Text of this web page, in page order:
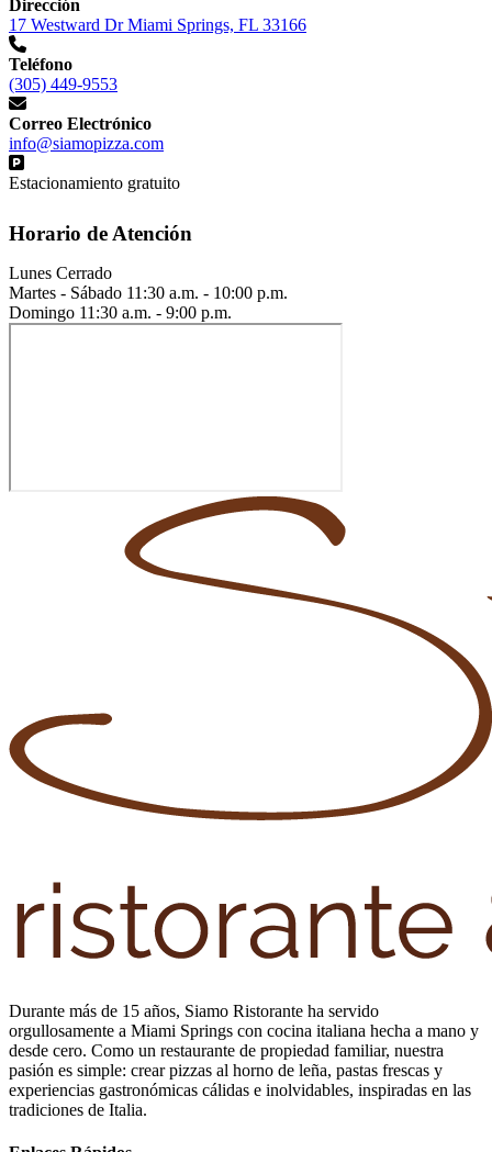
Dirección
17 Westward Dr Miami Springs, FL 33166
Teléfono
(305) 449-9553
Correo Electrónico
info@siamopizza.com
Estacionamiento gratuito
Horario de Atención
Lunes Cerrado
Martes - Sábado 11:30 a.m. - 10:00 p.m.
Domingo 11:30 a.m. - 9:00 p.m.
Durante más de 15 años, Siamo Ristorante ha servido
orgullosamente a Miami Springs con cocina italiana hecha a mano y
desde cero. Como un restaurante de propiedad familiar, nuestra
pasión es simple: crear pizzas al horno de leña, pastas frescas y
experiencias gastronómicas cálidas e inolvidables, inspiradas en las
tradiciones de Italia.